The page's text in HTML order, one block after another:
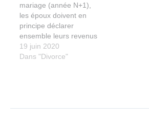
mariage (année N+1),
les époux doivent en
principe déclarer
ensemble leurs revenus
(revenus de l’année N
et revenus des années
19 juin 2020
Dans "Divorce"